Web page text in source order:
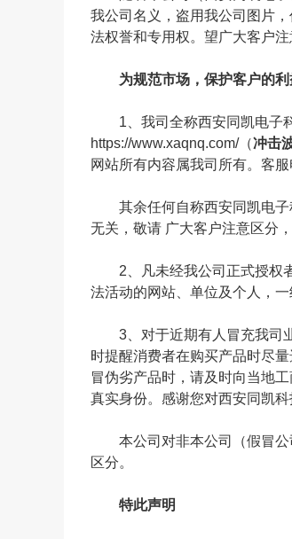
我公司名义，盗用我公司图片
法权誉和专用权。望广大客户注
为规范市场，保护客户的利
1、我司全称西安同凯电子科
https://www.xaqnq.com/（冲击
网站所有内容属我司所有。客
其余任何自称西安同凯电子
无关，敬请 广大客户注意区分
2、凡未经我公司正式授权者
法活动的网站、单位及个人，
3、对于近期有人冒充我司业
时提醒消费者在购买产品时尽
冒伪劣产品时，请及时向当地
真实身份。感谢您对西安同凯科
本公司对非本公司（假冒公
区分。
特此声明